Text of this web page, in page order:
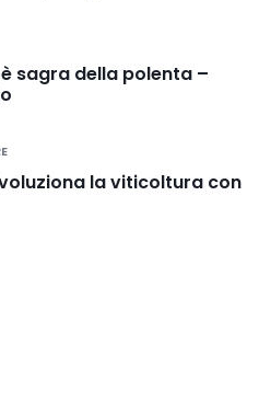
sagra della polenta –
la viticoltura con